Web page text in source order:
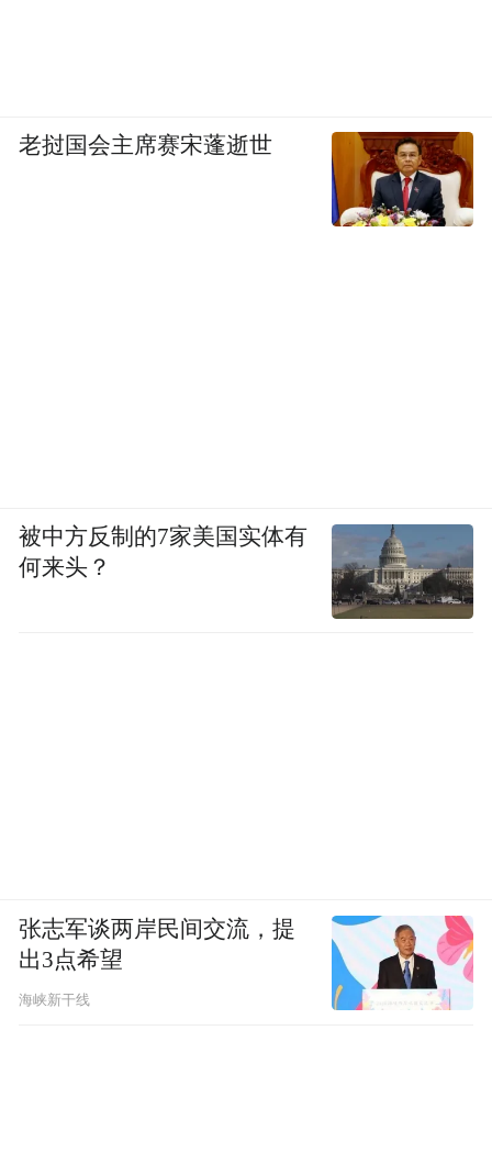
老挝国会主席赛宋蓬逝世
被中方反制的7家美国实体有
何来头？
张志军谈两岸民间交流，提
出3点希望
海峡新干线